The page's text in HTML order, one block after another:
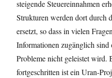
steigende Steuereinnahmen
Strukturen werden dort durch
ersetzt, so dass in vielen
Informationen zugänglich
Probleme nicht geleistet wird.
fortgeschritten ist ein Uran-